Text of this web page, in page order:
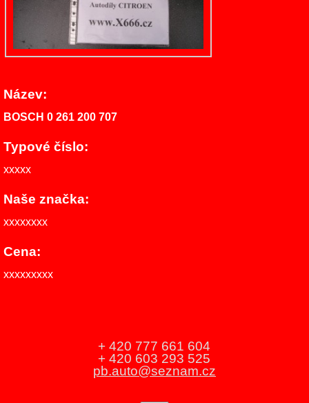
Název:
BOSCH 0 261 200 707
Typové číslo:
xxxxx
Naše značka:
xxxxxxxx
Cena:
xxxxxxxxx
+ 420 777 661 604
+ 420 603 293 525
pb.auto@seznam.cz